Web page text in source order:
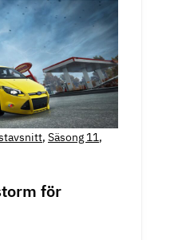
, Säsong 11,
för